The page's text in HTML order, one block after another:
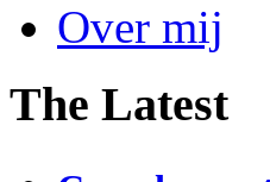
Over mij
The Latest